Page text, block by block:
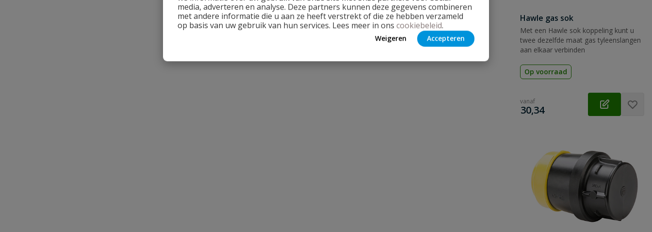
media, adverteren en analyse. Deze partners kunnen deze gegevens combineren
met andere informatie die u aan ze heeft verstrekt of die ze hebben verzameld
op basis van uw gebruik van hun services. Lees meer in ons cookiebeleid.
Weigeren Accepteren
Hawle gas sok
Met een Hawle sok koppeling kunt u
twee dezelfde maat gas tyleenslangen
aan elkaar verbinden
Op voorraad
vanaf
€
30,34